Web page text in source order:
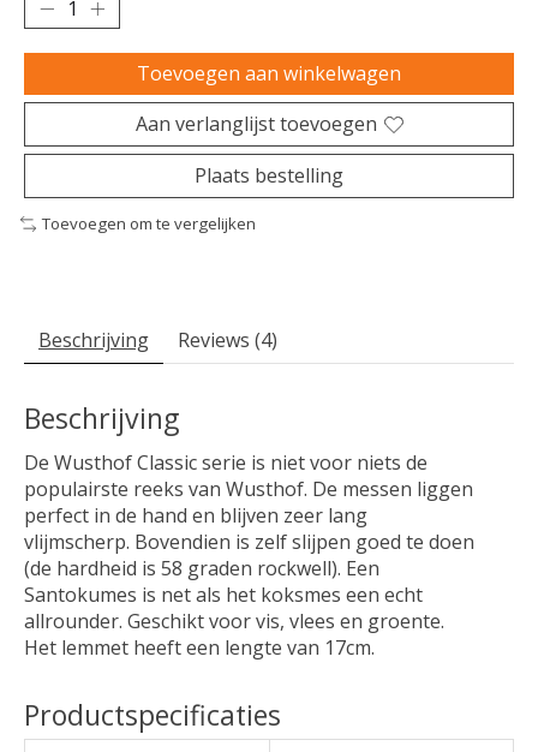
Toevoegen aan winkelwagen
Aan verlanglijst toevoegen
Plaats bestelling
Toevoegen om te vergelijken
Beschrijving Reviews (4)
Beschrijving
De Wusthof Classic serie is niet voor niets de
populairste reeks van Wusthof. De messen liggen
perfect in de hand en blijven zeer lang
vlijmscherp. Bovendien is zelf slijpen goed te doen
(de hardheid is 58 graden rockwell). Een
Santokumes is net als het koksmes een echt
allrounder. Geschikt voor vis, vlees en groente.
Het lemmet heeft een lengte van 17cm.
Productspecificaties